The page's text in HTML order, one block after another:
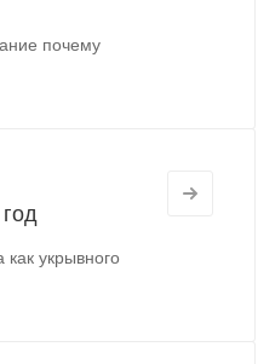
почему
укрывного